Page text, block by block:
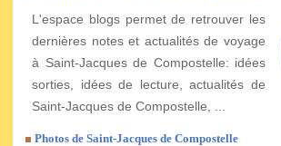
L'espace blogs permet de retrouver les
dernières notes et actualités de voyage
à Saint-Jacques de Compostelle: idées
sorties, idées de lecture, actualités de
Saint-Jacques de Compostelle, ...
Photos de Saint-Jacques de Compostelle